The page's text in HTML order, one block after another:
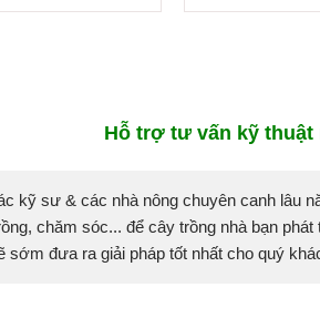
Hỗ trợ tư vấn kỹ thuật
kỹ sư & các nhà nông chuyên canh lâu
chăm sóc... để cây trồng nhà bạn phát
đưa ra giải pháp tốt nhất cho quý